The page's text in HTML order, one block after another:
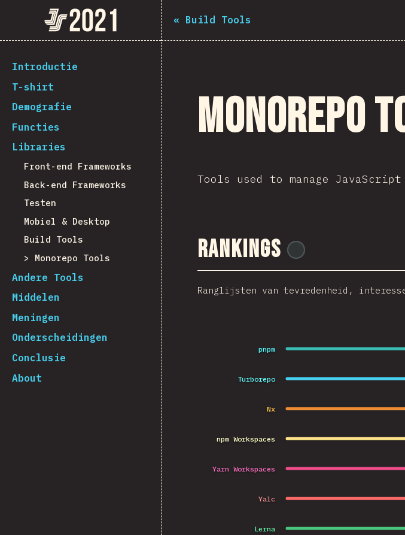
The State of JS 2021
[nl-NL] general.back_to_intro
Introductie
T-shirt
Demografie
Functies
Libraries
Front-end Frameworks
Back-end Frameworks
Testen
Mobiel & Desktop
Build Tools
Monorepo Tools
Andere Tools
Middelen
Meningen
Onderscheidingen
Conclusie
About
« Build Tools
Monorepo
Tools used to manage JavaScript
Rankings
Ranglijsten van tevredenheid,
Turborepo
Yarn Workspaces
Yalc
Lerna
npm Workspaces
pnpm
Nx
Navigated to The State of JS 2021